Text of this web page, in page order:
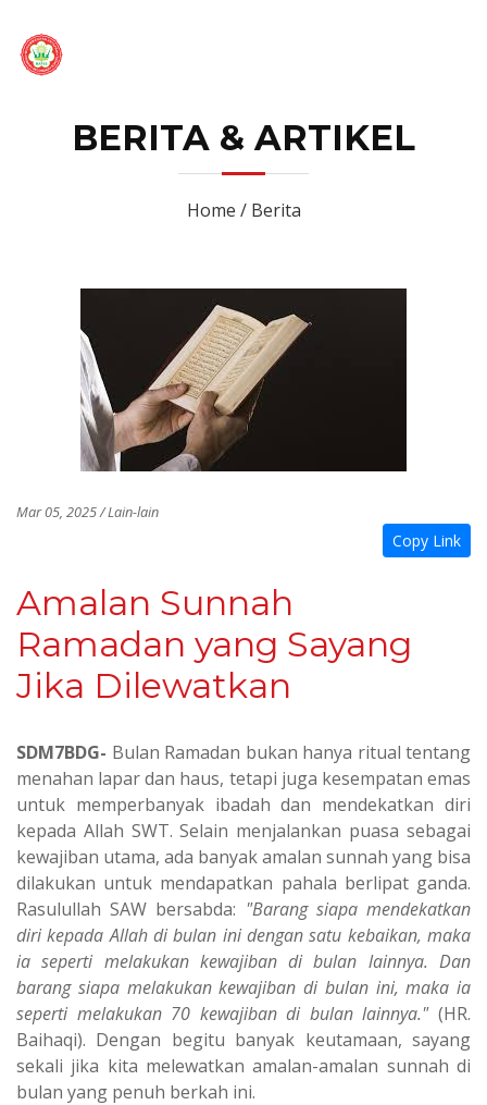
BERITA & ARTIKEL
Home / Berita
Mar 05, 2025 / Lain-lain
Copy Link
Amalan Sunnah
Ramadan yang Sayang
Jika Dilewatkan
SDM7BDG- Bulan Ramadan bukan hanya ritual tentang
menahan lapar dan haus, tetapi juga kesempatan emas
untuk memperbanyak ibadah dan mendekatkan diri
kepada Allah SWT. Selain menjalankan puasa sebagai
kewajiban utama, ada banyak amalan sunnah yang bisa
dilakukan untuk mendapatkan pahala berlipat ganda.
Rasulullah SAW bersabda: "Barang siapa mendekatkan
diri kepada Allah di bulan ini dengan satu kebaikan, maka
ia seperti melakukan kewajiban di bulan lainnya. Dan
barang siapa melakukan kewajiban di bulan ini, maka ia
seperti melakukan 70 kewajiban di bulan lainnya."(HR.
Baihaqi). Dengan begitu banyak keutamaan, sayang
sekali jika kita melewatkan amalan-amalan sunnah di
bulan yang penuh berkah ini.